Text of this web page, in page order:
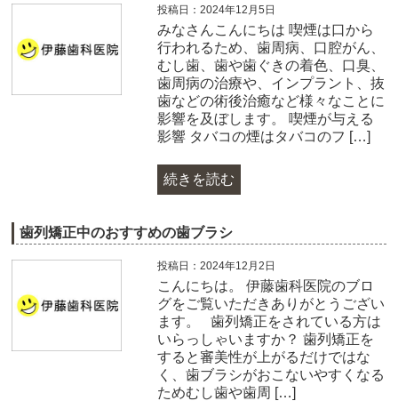
投稿日：2024年12月5日
みなさんこんにちは 喫煙は口から
行われるため、歯周病、口腔がん、
むし歯、歯や歯ぐきの着色、口臭、
歯周病の治療や、インプラント、抜
歯などの術後治癒など様々なことに
影響を及ぼします。 喫煙が与える
影響 タバコの煙はタバコのフ […]
続きを読む
歯列矯正中のおすすめの歯ブラシ
投稿日：2024年12月2日
こんにちは。 伊藤歯科医院のブロ
グをご覧いただきありがとうござい
ます。 歯列矯正をされている方は
いらっしゃいますか？ 歯列矯正を
すると審美性が上がるだけではな
く、歯ブラシがおこないやすくなる
ためむし歯や歯周 […]